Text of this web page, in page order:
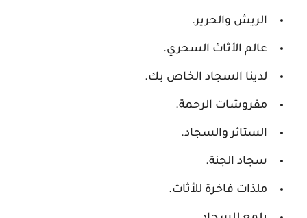
الريش والحرير.
عالم الأثاث السحري.
لدينا السجاد الخاص بك.
مفروشات الرحمة.
الستائر والسجاد.
سجاد الجنة.
ملذات فاخرة للأثاث.